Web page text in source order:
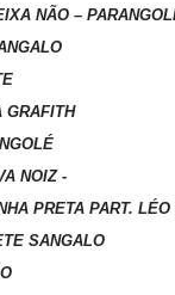
NÃO –
GRAFITH
NOIZ -
PRETA PART. LÉO
SANGALO